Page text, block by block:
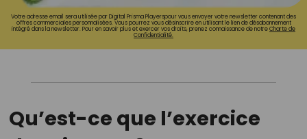
Votre adresse email sera utilisée par Digital Prisma Playerspour vous envoyer votre newsletter contenant des
offres commerciales personnalisées. Vous pourrez vous désinscrire en utilisant le lien de désabonnement
intégré dans la newsletter. Pour en savoir plus et exercer vos droits, prenez connaissance de notreCharte de
Confidentialité.
Qu’est-ce que l’exercice